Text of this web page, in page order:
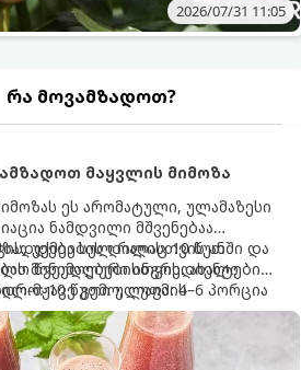
2026/07/31 11:05
რა მოვამზადოთ?
მაყვლის მიმოზა
ეს არომატული, ულამაზესი
ნამდვილი მშვენებაა
უქმეების დილისთვის ან
წვეულებებისთვის. ახალი
მჟავე გემო, ლაიმის
არომატი და ცქრიალა ღვინის
საოცრად დახვეწილ და
კოქტეილს.
სულ რაღაც 10 წუთში და
მინიმალური ინგრედიენტები
10 წუთი ულუფა: 4–6 პორცია